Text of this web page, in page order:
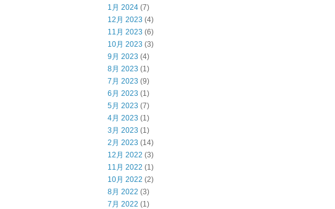
1月 2024 (7)
12月 2023 (4)
11月 2023 (6)
10月 2023 (3)
9月 2023 (4)
8月 2023 (1)
7月 2023 (9)
6月 2023 (1)
5月 2023 (7)
4月 2023 (1)
3月 2023 (1)
2月 2023 (14)
12月 2022 (3)
11月 2022 (1)
10月 2022 (2)
8月 2022 (3)
7月 2022 (1)